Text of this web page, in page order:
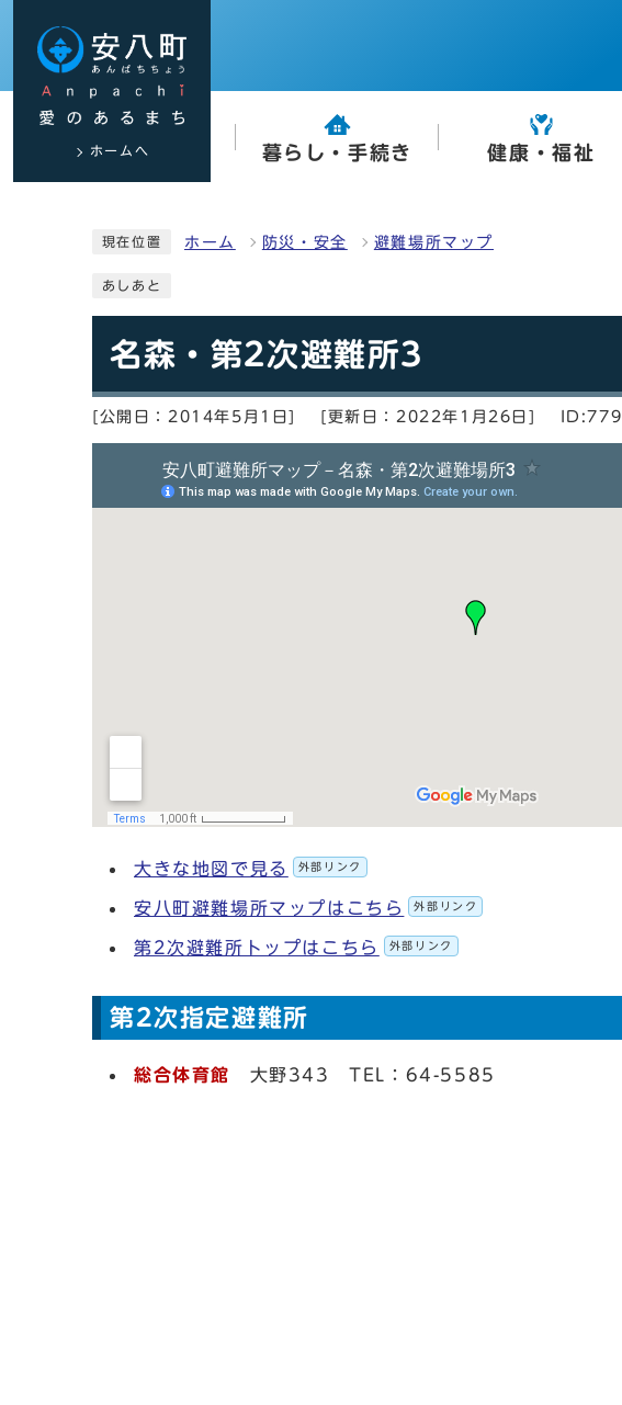
ホームへ 暮らし・手続き 健康・福祉
現在位置 ホーム 防災・安全 避難場所マップ
あしあと
名森・第2次避難所3
[公開日：2014年5月1日] [更新日：2022年1月26日] ID:779
大きな地図で見る 外部リンク
安八町避難場所マップはこちら 外部リンク
第2次避難所トップはこちら 外部リンク
第2次指定避難所
総合体育館 大野343 TEL：64-5585